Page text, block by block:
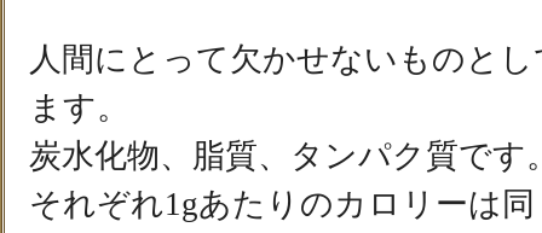
人間にとって欠かせないものと
ます。
炭水化物、脂質、タンパク質です
それぞれ1gあたりのカロリーは